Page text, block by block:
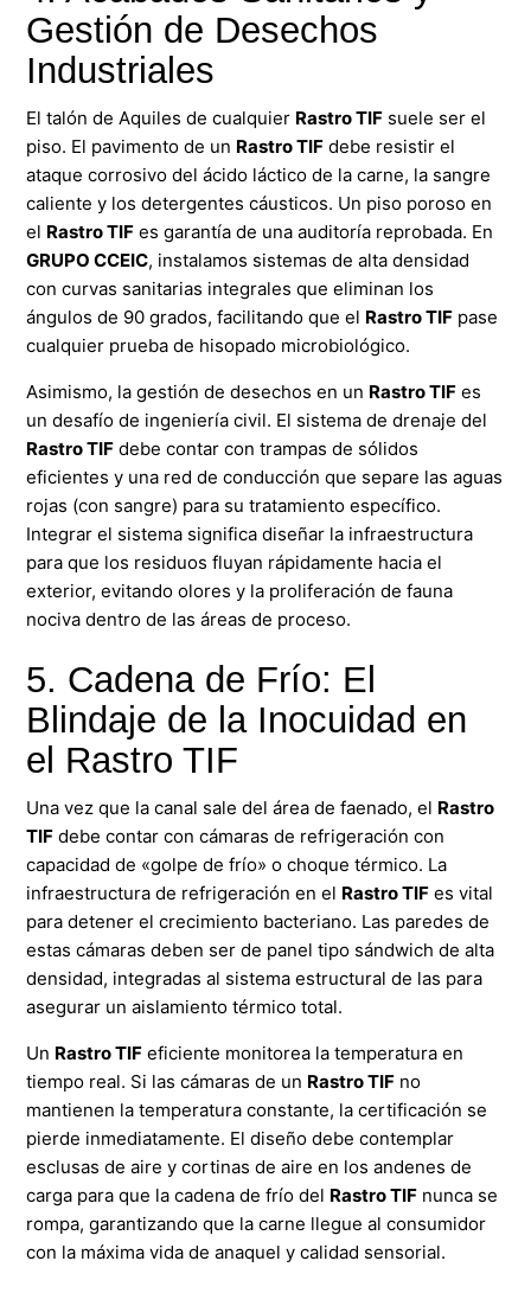
Gestión de Desechos
Industriales
El talón de Aquiles de cualquier Rastro TIF suele ser el
piso. El pavimento de un Rastro TIF debe resistir el
ataque corrosivo del ácido láctico de la carne, la sangre
caliente y los detergentes cáusticos. Un piso poroso en
el Rastro TIF es garantía de una auditoría reprobada. En
GRUPO CCEIC, instalamos sistemas de alta densidad
con curvas sanitarias integrales que eliminan los
ángulos de 90 grados, facilitando que el Rastro TIF pase
cualquier prueba de hisopado microbiológico.
Asimismo, la gestión de desechos en un Rastro TIF es
un desafío de ingeniería civil. El sistema de drenaje del
Rastro TIF debe contar con trampas de sólidos
eficientes y una red de conducción que separe las aguas
rojas (con sangre) para su tratamiento específico.
Integrar el sistema significa diseñar la infraestructura
para que los residuos fluyan rápidamente hacia el
exterior, evitando olores y la proliferación de fauna
nociva dentro de las áreas de proceso.
5. Cadena de Frío: El
Blindaje de la Inocuidad en
el Rastro TIF
Una vez que la canal sale del área de faenado, el Rastro
TIF debe contar con cámaras de refrigeración con
capacidad de «golpe de frío» o choque térmico. La
infraestructura de refrigeración en el Rastro TIF es vital
para detener el crecimiento bacteriano. Las paredes de
estas cámaras deben ser de panel tipo sándwich de alta
densidad, integradas al sistema estructural de las para
asegurar un aislamiento térmico total.
Un Rastro TIF eficiente monitorea la temperatura en
tiempo real. Si las cámaras de un Rastro TIF no
mantienen la temperatura constante, la certificación se
pierde inmediatamente. El diseño debe contemplar
esclusas de aire y cortinas de aire en los andenes de
carga para que la cadena de frío del Rastro TIF nunca se
rompa, garantizando que la carne llegue al consumidor
con la máxima vida de anaquel y calidad sensorial.